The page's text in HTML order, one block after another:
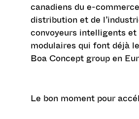
canadiens du e-
distribution et de
convoyeurs intelligents et
modulaires qui font déjà
Boa Concept group en
Le bon moment pour